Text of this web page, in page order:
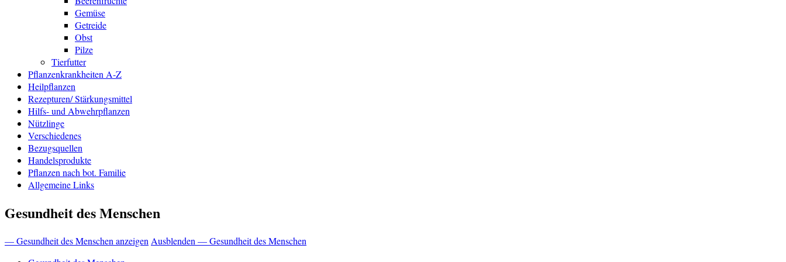
Gemüse
Getreide
Obst
Pilze
Tierfutter
Pflanzenkrankheiten A-Z
Heilpflanzen
Rezepturen/ Stärkungsmittel
Hilfs- und Abwehrpflanzen
Nützlinge
Verschiedenes
Bezugsquellen
Handelsprodukte
Pflanzen nach bot. Familie
Allgemeine Links
Gesundheit des Menschen
— Gesundheit des Menschen anzeigen Ausblenden — Gesundheit des Menschen